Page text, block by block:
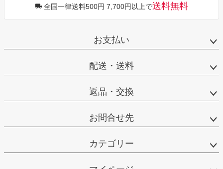
全国一律送料500円 7,700円以上で送料無料
お支払い
配送・送料
返品・交換
お問合せ先
カテゴリー